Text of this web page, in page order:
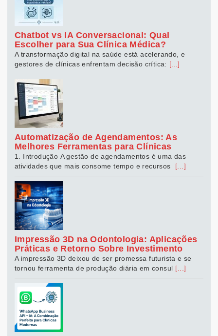
Chatbot vs IA Conversacional: Qual
Escolher para Sua Clínica Médica?
A transformação digital na saúde está acelerando, e
gestores de clínicas enfrentam decisão crítica: [...]
Automatização de Agendamentos: As
Melhores Ferramentas para Clínicas
1. Introdução A gestão de agendamentos é uma das
atividades que mais consome tempo e recursos
[...]
Impressão 3D na Odontologia: Aplicações
Práticas e Retorno Sobre Investimento
A impressão 3D deixou de ser promessa futurista e se
tornou ferramenta de produção diária em consul [...]